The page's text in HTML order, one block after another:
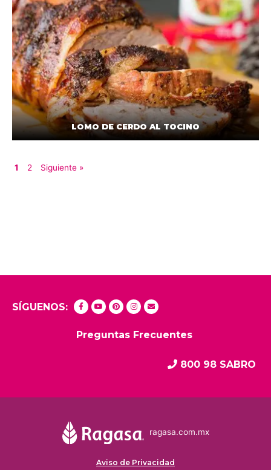
LOMO DE CERDO AL TOCINO
1 2 Siguiente »
SÍGUENOS:
Preguntas Frecuentes
800 98 SABRO
ragasa.com.mx
Aviso de Privacidad